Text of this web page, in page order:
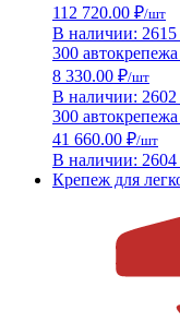
112 720.00 ₽/шт
В наличии: 2615
300
8 330.00 ₽/шт
В наличии: 2602
300
41 660.00 ₽/шт
В наличии: 2604
Крепеж для